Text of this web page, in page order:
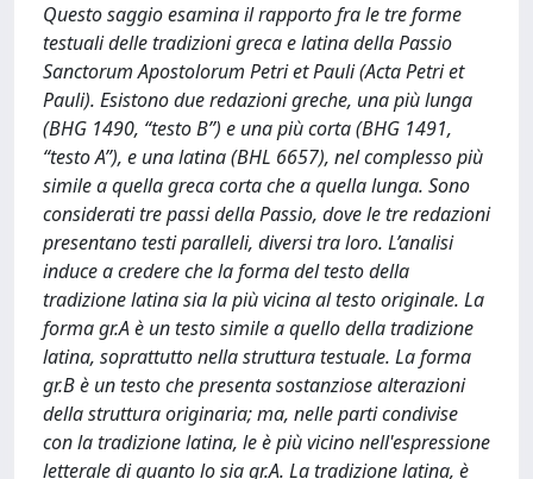
Questo saggio esamina il rapporto fra le tre forme
testuali delle tradizioni greca e latina della Passio
Sanctorum Apostolorum Petri et Pauli (Acta Petri et
Pauli). Esistono due redazioni greche, una più lunga
(BHG 1490, “testo B”) e una più corta (BHG 1491,
“testo A”), e una latina (BHL 6657), nel complesso più
simile a quella greca corta che a quella lunga. Sono
considerati tre passi della Passio, dove le tre redazioni
presentano testi paralleli, diversi tra loro. L’analisi
induce a credere che la forma del testo della
tradizione latina sia la più vicina al testo originale. La
forma gr.A è un testo simile a quello della tradizione
latina, soprattutto nella struttura testuale. La forma
gr.B è un testo che presenta sostanziose alterazioni
della struttura originaria; ma, nelle parti condivise
con la tradizione latina, le è più vicino nell'espressione
letterale di quanto lo sia gr.A. La tradizione latina, è